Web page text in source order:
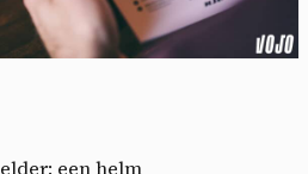
een helm